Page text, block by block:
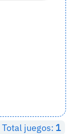
Total juegos: 1